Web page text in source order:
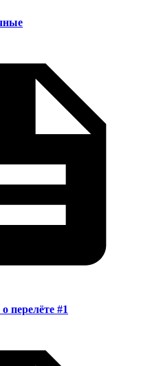
перелёте #1